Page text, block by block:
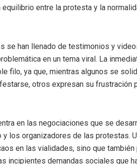
entre la protesta y la
se han llenado de testimonios y
en un tema viral. La
filo, ya que, mientras algunos se
otros expresan su frustración
en las negociaciones que se
los organizadores de las protestas.
en las vialidades, sino que también
incipientes demandas sociales que